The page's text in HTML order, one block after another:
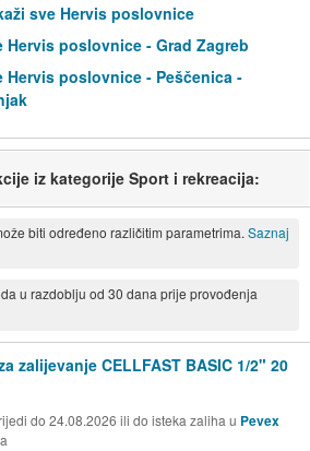
sve Hervis poslovnice
Hervis poslovnice - Grad Zagreb
Hervis poslovnice - Peščenica -
iz kategorije Sport i rekreacija:
biti određeno različitim parametrima. Saznaj
u razdoblju od 30 dana prije provođenja
zalijevanje CELLFAST BASIC 1/2" 20
do 24.08.2026 ili do isteka zaliha u Pevex